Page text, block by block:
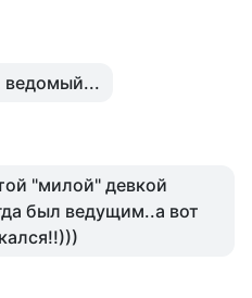
ведомый...
"милой" девкой
был ведущим..а вот